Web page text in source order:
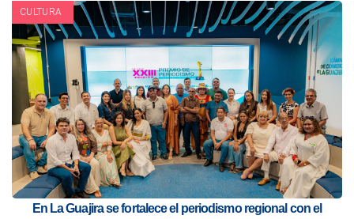
CULTURA
En La Guajira se fortalece el periodismo regional con el